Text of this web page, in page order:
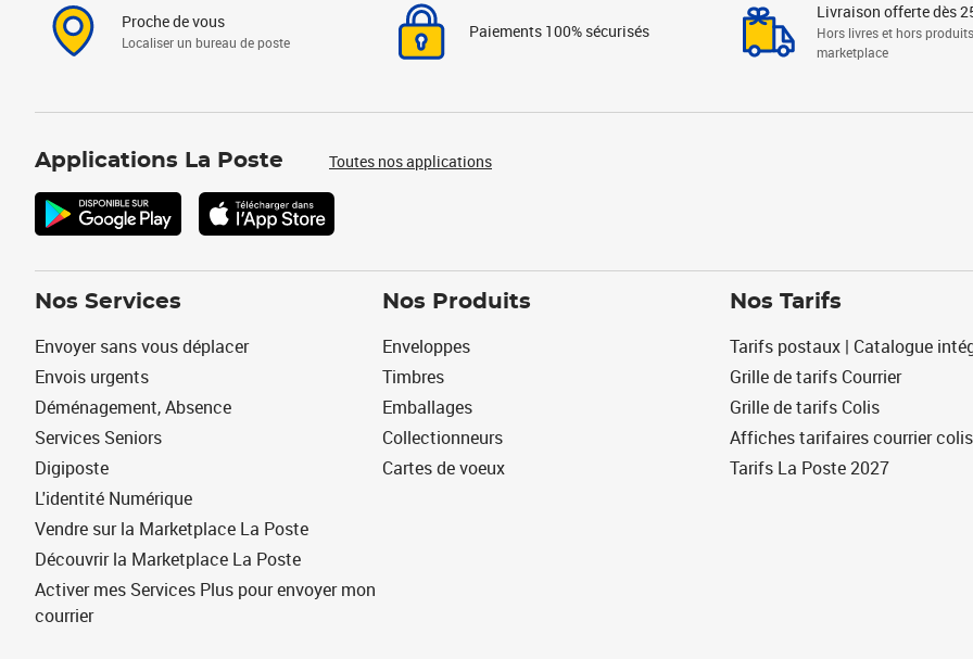
Proche de vous
Localiser un bureau de poste
Paiements 100% sécurisés
Livraison offerte dès
Hors livres et hors produits
marketplace
Applications La Poste Toutes nos applications
Nos Services
Envoyer sans vous déplacer
Envois urgents
Déménagement, Absence
Services Seniors
Digiposte
L'identité Numérique
Vendre sur la Marketplace La Poste
Découvrir la Marketplace La Poste
Activer mes Services Plus pour envoyer mon
courrier
Nos Produits
Enveloppes
Timbres
Emballages
Collectionneurs
Cartes de voeux
Nos Tarifs
Tarifs postaux | Catalogue
Grille de tarifs Courrier
Grille de tarifs Colis
Affiches tarifaires courrier colis
Tarifs La Poste 2027